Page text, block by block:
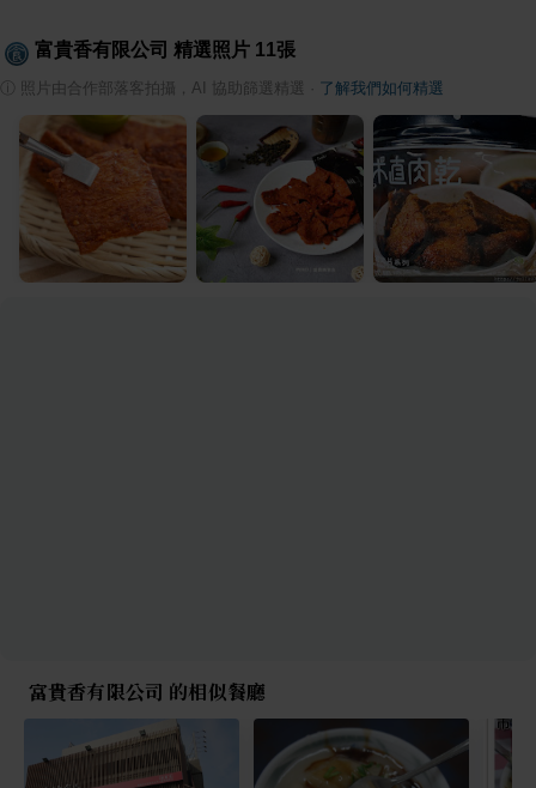
富貴香有限公司 精選照片 11張
照片由合作部落客拍攝，AI 協助篩選精選 了解我們如何精選
富貴香有限公司 的相似餐廳